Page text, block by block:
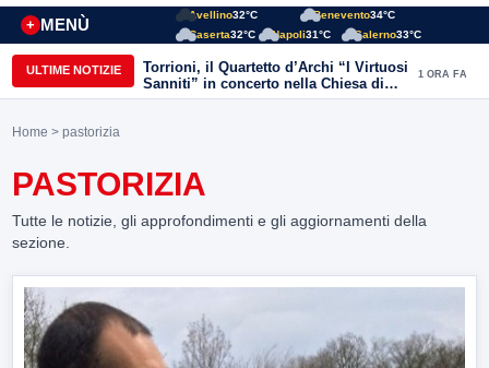
MENÙ
+
Avellino32°C Benevento34°C
Caserta32°C Napoli31°C Salerno33°C
ULTIME NOTIZIE
Torrioni, il Quartetto d’Archi “I Virtuosi
Sanniti” in concerto nella Chiesa di
San Michele Arcangelo
1 ORA FA
Home > pastorizia
PASTORIZIA
Tutte le notizie, gli approfondimenti e gli aggiornamenti della
sezione.